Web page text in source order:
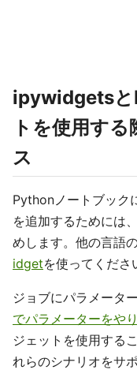
ipywidgetsと
トを使用す
ス
Pythonノートブック
を追加するためには
めします。他の言語
idgetを使ってくださ
ジョブにパラメータ
でパラメーターをや
ジェットを使用する
れらのシナリオをサ